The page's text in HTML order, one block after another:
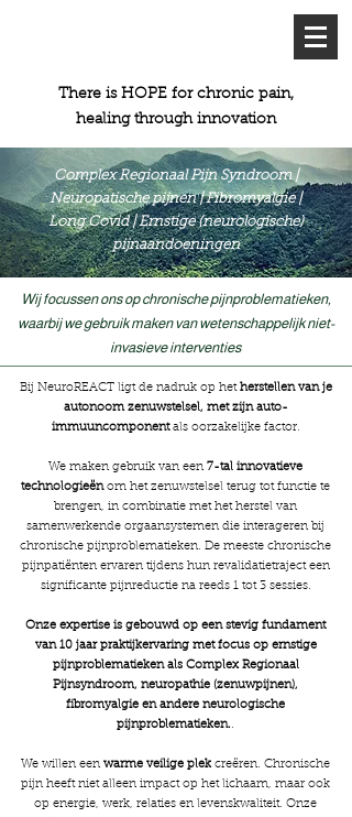
Meer patientenverhalen
There is HOPE for chronic pain,
healing through innovation
Complex Regionaal Pijn Syndroom |
Neuropatische pijnen | Fibromyalgie |
Long Covid | Ernstige (neurologische)
pijnaandoeningen
Wij focussen ons op chronische pijnproblematieken,
waarbij we gebruik maken van wetenschappelijk niet-
invasieve interventies
Bij NeuroREACT ligt de nadruk op hetherstellen van je
autonoom zenuwstelsel, met zijn auto-
immuuncomponentals oorzakelijke factor.
​We maken gebruik van een 7-tal innovatieve
technologieënom het zenuwstelsel terug tot functie te
brengen, in combinatie met het herstel van
samenwerkende orgaansystemen die interageren bij
chronische pijnproblematieken. De meeste chronische
pijnpatiënten ervaren tijdens hun revalidatietraject een
significante pijnreductie na reeds 1 tot 3 sessies.
Onze expertise is gebouwd op een stevig fundament
van 10 jaar praktijkervaring met focus op ernstige
pijnproblematieken als Complex Regionaal
Pijnsyndroom, neuropathie (zenuwpijnen),
fibromyalgie en andere neurologische
pijnproblematieken..
We willen een warme veilige plek creëren. Chronische
pijn heeft niet alleen impact op het lichaam, maar ook
op energie, werk, relaties en levenskwaliteit. Onze